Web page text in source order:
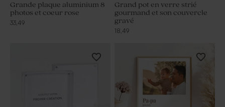
Grande plaque aluminium 8
photos et coeur rose
33,49
Grand pot en verre strié
gourmand et son couvercle
gravé
18,49